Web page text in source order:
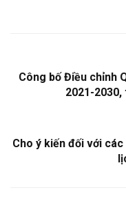
Công bố Điều chỉnh
2021-2030,
Cho ý kiến đối với